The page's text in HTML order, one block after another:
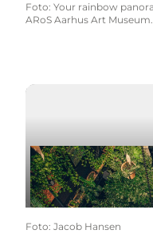
Foto: Your rainbow
ARoS Aarhus Art
Foto: Jacob Hansen